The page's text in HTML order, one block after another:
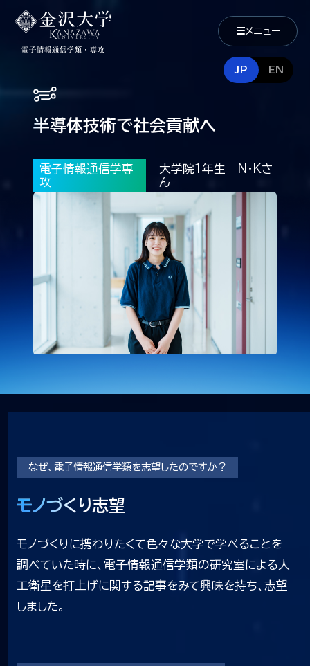
メニュー
JP EN
半導体技術で社会貢献へ
半導体技術で社会貢献へ
電子情報通信学専
攻
大学院1年生 N・Kさ
ん
なぜ、電子情報通信学類を志望したのですか？
モノづくり志望
モノづくり志望
モノづくりに携わりたくて色々な大学で学べることを
調べていた時に、電子情報通信学類の研究室による人
工衛星を打上げに関する記事をみて興味を持ち、志望
しました。